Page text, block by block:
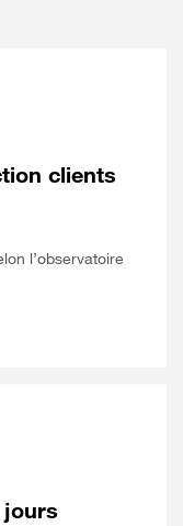
clients
l’observatoire
jours